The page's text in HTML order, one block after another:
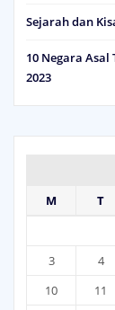
Sejarah dan
10 Negara
2023
M
T
3
4
10
11